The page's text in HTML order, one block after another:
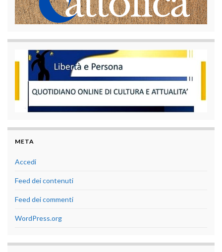
META
Accedi
Feed dei contenuti
Feed dei commenti
WordPress.org